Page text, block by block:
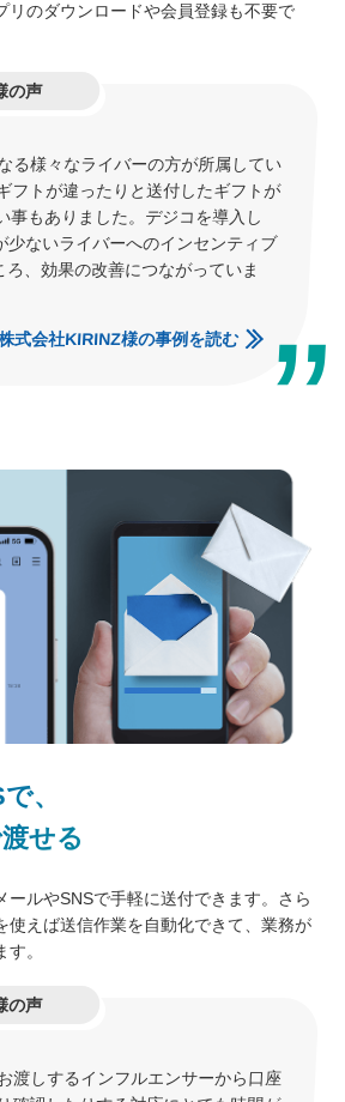
リのダウンロードや会員登録も不要で
の声
る様々なライバーの方が所属してい
フトが違ったりと送付したギフトが
事もありました。デジコを導入し
少ないライバーへのインセンティブ
ろ、効果の改善につながっていま
式会社KIRINZ様の事例を読む
、
せる
ールやSNSで手軽に送付できます。さら
使えば送信作業を自動化できて、業務が
。
の声
渡しするインフルエンサーから口座